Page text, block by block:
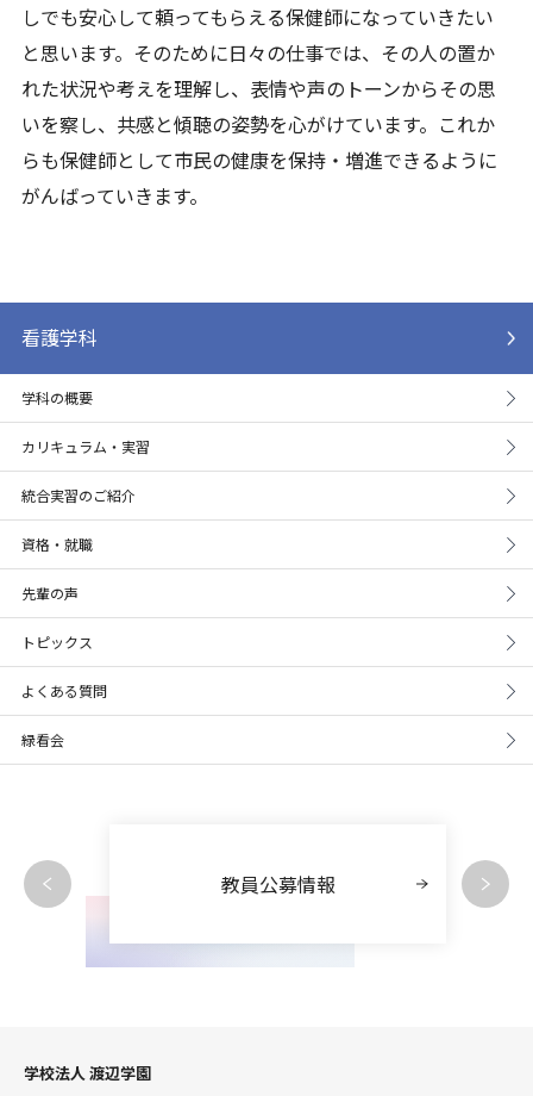
しでも安心して頼ってもらえる保健師になっていきたい
と思います。そのために日々の仕事では、その人の置か
れた状況や考えを理解し、表情や声のトーンからその思
いを察し、共感と傾聴の姿勢を心がけています。これか
らも保健師として市民の健康を保持・増進できるように
がんばっていきます。
看護学科
学科の概要
カリキュラム・実習
統合実習のご紹介
資格・就職
先輩の声
トピックス
よくある質問
緑看会
教員公募情報
学校法人 渡辺学園